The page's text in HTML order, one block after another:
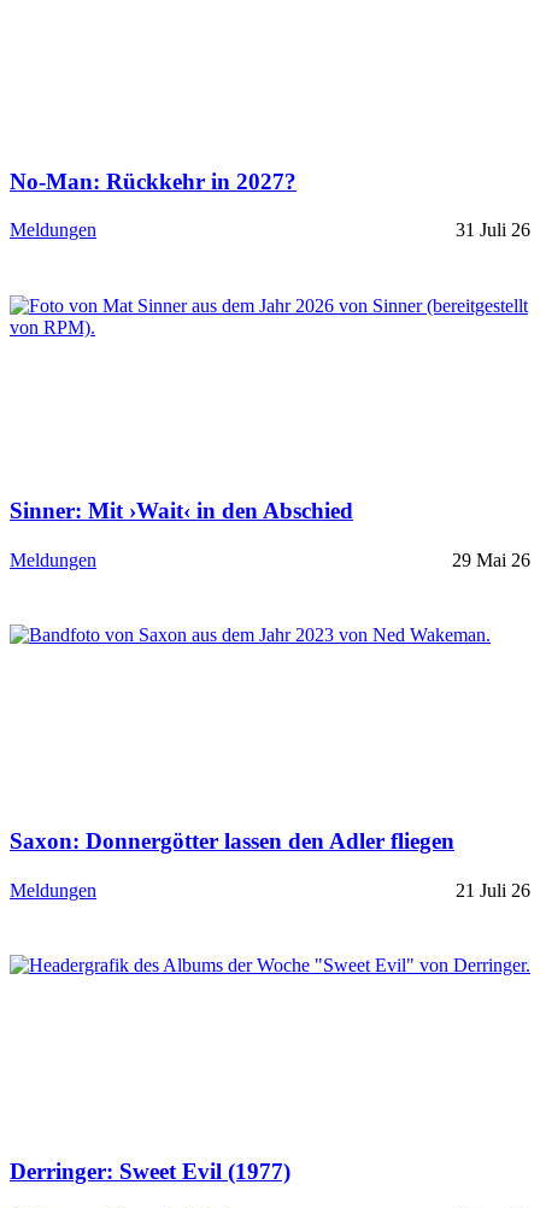
No-Man: Rückkehr in 2027?
Meldungen 31 Juli 26
Sinner: Mit ›Wait‹ in den Abschied
Meldungen 29 Mai 26
Saxon: Donnergötter lassen den Adler fliegen
Meldungen 21 Juli 26
Derringer: Sweet Evil (1977)